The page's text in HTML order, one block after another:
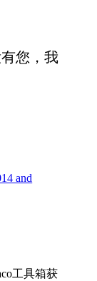
您，我
工具箱获